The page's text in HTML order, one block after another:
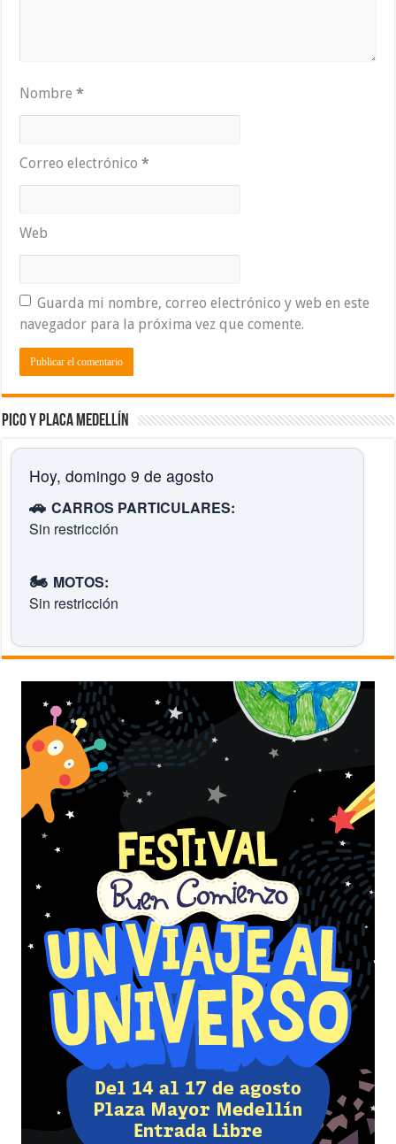
Nombre*
Correo electrónico*
Web
Guarda mi nombre, correo electrónico y web en este
navegador para la próxima vez que comente.
Pico y placa Medellín
Hoy, domingo 9 de agosto
🚗 CARROS PARTICULARES:
Sin restricción
🏍️ MOTOS:
Sin restricción